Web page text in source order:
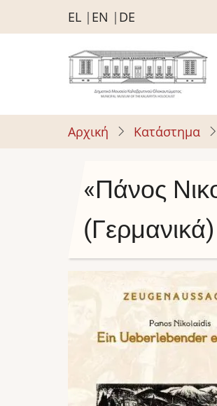
Παράκαμψη
προς
περιεχόμενο
EL EN DE
Αρχική Κατάστημα
«Πάνος
(Γερμανικά)